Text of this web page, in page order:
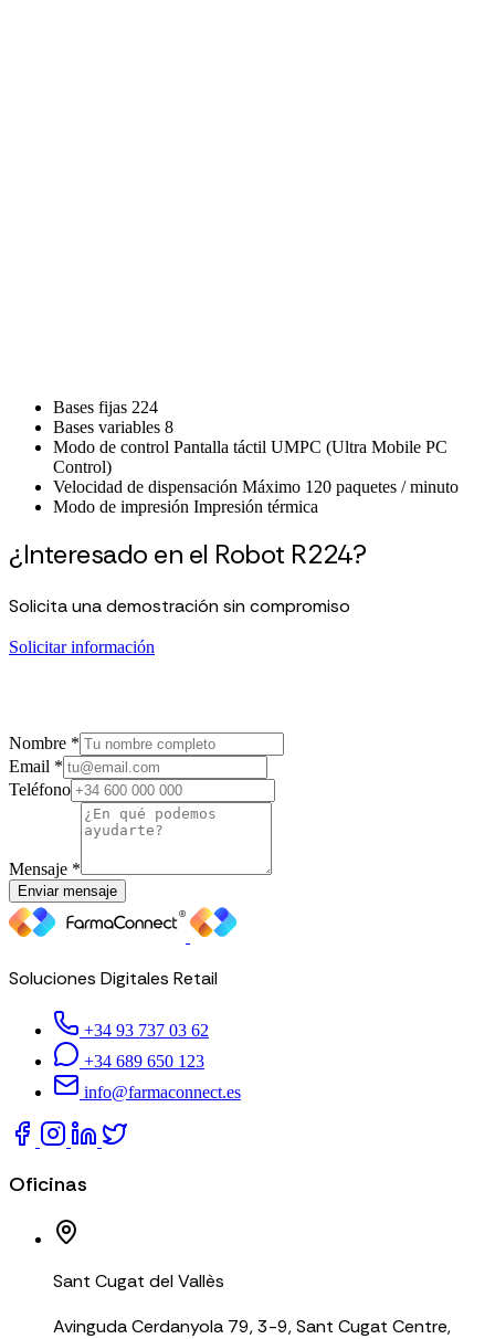
Bases fijas 224
Bases variables 8
Modo de control Pantalla táctil UMPC (Ultra Mobile PC
Control)
Velocidad de dispensación Máximo 120 paquetes / minuto
Modo de impresión Impresión térmica
¿Interesado en el Robot R224?
Solicita una demostración sin compromiso
Solicitar información
Nombre *
Email *
Teléfono
Mensaje *
Enviar mensaje
Soluciones Digitales Retail
+34 93 737 03 62
+34 689 650 123
info@farmaconnect.es
Oficinas
Sant Cugat del Vallès
Avinguda Cerdanyola 79, 3-9, Sant Cugat Centre,